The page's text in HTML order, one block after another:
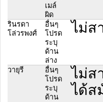
เมล์
ผิด
รินรดา
โล่วรพงศ์
อื่นๆ
โปรด
ระบุ
ด้าน
ล่าง
ไม่ส
วายุรี
อื่นๆ
โปรด
ระบุ
ด้าน
ไม่ส
ได้ส